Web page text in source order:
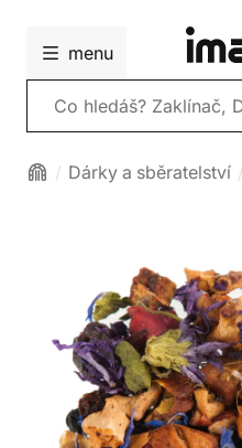
menu
Vyhledávání
Dárky a sběratelství